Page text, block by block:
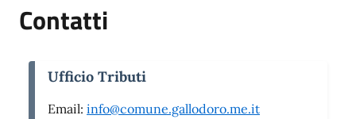
Contatti
Ufficio Tributi
Email: info@comune.gallodoro.me.it